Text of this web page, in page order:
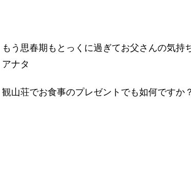
もう思春期もとっくに過ぎてお父さんの気持
アナタ
観山荘でお食事のプレゼントでも如何ですか？